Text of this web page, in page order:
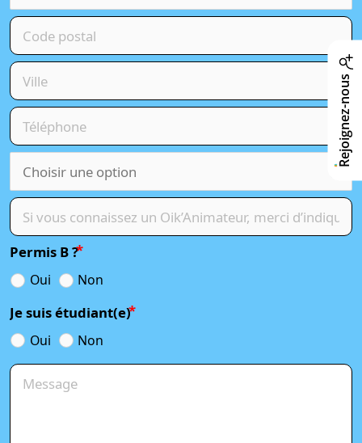
Rejoignez-nous
Permis B ?
Oui Non
Je suis étudiant(e)
Oui Non